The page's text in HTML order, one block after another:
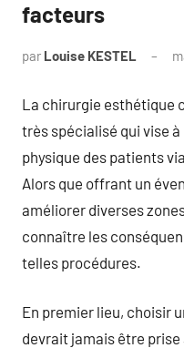
facteurs
par Louise KESTEL
La chirurgie esthétique
très spécialisé qui vise
physique des patients
Alors que offrant un
améliorer diverses
connaître les
telles procédures.
En premier lieu, choisir
devrait jamais être prise